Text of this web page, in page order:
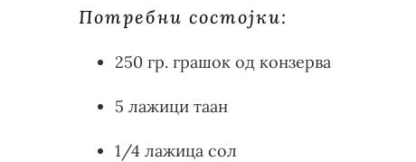
Потребни состојки:
250 гр. грашок од конзерва
5 лажици таан
1/4 лажица сол